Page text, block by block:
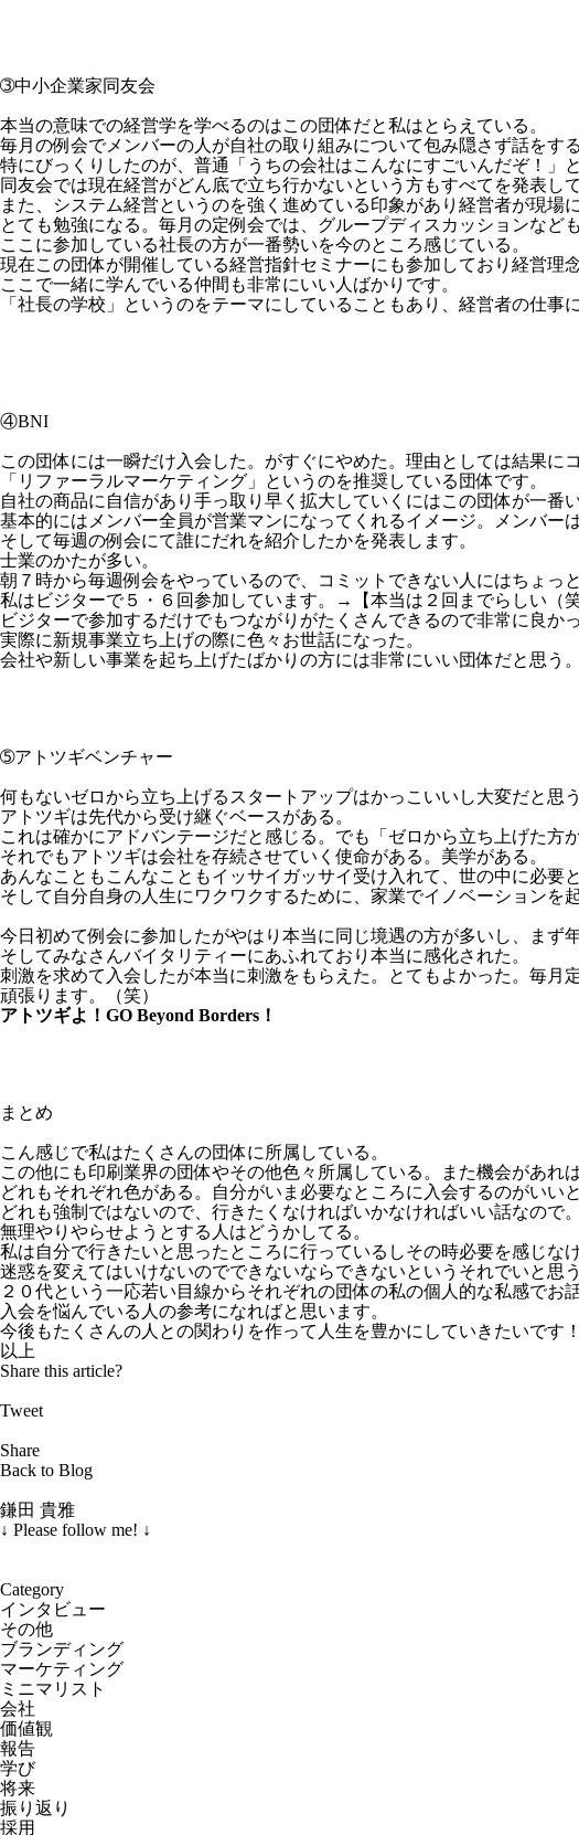
➂中小企業家同友会
本当の意味での経営学を学べるのはこの団体だと私はとらえている。
毎月の例会でメンバーの人が自社の取り組みについて包み隠さず話をする
特にびっくりしたのが、普通「うちの会社はこんなにすごいんだぞ！」
同友会では現在経営がどん底で立ち行かないという方もすべてを発表し
また、システム経営というのを強く進めている印象があり経営者が現場
とても勉強になる。毎月の定例会では、グループディスカッションなど
ここに参加している社長の方が一番勢いを今のところ感じている。
現在この団体が開催している経営指針セミナーにも参加しており経営理
ここで一緒に学んでいる仲間も非常にいい人ばかりです。
「社長の学校」というのをテーマにしていることもあり、経営者の仕事
④BNI
この団体には一瞬だけ入会した。がすぐにやめた。理由としては結果に
「リファーラルマーケティング」というのを推奨している団体です。
自社の商品に自信があり手っ取り早く拡大していくにはこの団体が一番
基本的にはメンバー全員が営業マンになってくれるイメージ。メンバー
そして毎週の例会にて誰にだれを紹介したかを発表します。
士業のかたが多い。
朝７時から毎週例会をやっているので、コミットできない人にはちょっ
私はビジターで５・６回参加しています。→【本当は２回までらしい（笑
ビジターで参加するだけでもつながりがたくさんできるので非常に良かっ
実際に新規事業立ち上げの際に色々お世話になった。
会社や新しい事業を起ち上げたばかりの方には非常にいい団体だと思う。
➄アトツギベンチャー
何もないゼロから立ち上げるスタートアップはかっこいいし大変だと思う
アトツギは先代から受け継ぐベースがある。
これは確かにアドバンテージだと感じる。でも「ゼロから立ち上げた方
それでもアトツギは会社を存続させていく使命がある。美学がある。
あんなこともこんなこともイッサイガッサイ受け入れて、世の中に必要
そして自分自身の人生にワクワクするために、家業でイノベーションを
今日初めて例会に参加したがやはり本当に同じ境遇の方が多いし、まず
そしてみなさんバイタリティーにあふれており本当に感化された。
刺激を求めて入会したが本当に刺激をもらえた。とてもよかった。毎月
頑張ります。（笑）
アトツギよ！GO Beyond Borders！
まとめ
こん感じで私はたくさんの団体に所属している。
この他にも印刷業界の団体やその他色々所属している。また機会があれ
どれもそれぞれ色がある。自分がいま必要なところに入会するのがいいと
どれも強制ではないので、行きたくなければいかなければいい話なので。
無理やりやらせようとする人はどうかしてる。
私は自分で行きたいと思ったところに行っているしその時必要を感じな
迷惑を変えてはいけないのでできないならできないというそれでいと思う
２０代という一応若い目線からそれぞれの団体の私の個人的な私感でお
入会を悩んでいる人の参考になればと思います。
今後もたくさんの人との関わりを作って人生を豊かにしていきたいです！
以上
Share this article?
Tweet
Share
Back to Blog
鎌田 貴雅
↓ Please follow me! ↓
Category
インタビュー
その他
ブランディング
マーケティング
ミニマリスト
会社
価値観
報告
学び
将来
振り返り
採用